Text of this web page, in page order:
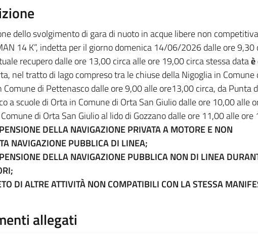
dello svolgimento di gara di nuoto in acque libere non
14 K”, indetta per il giorno domenica 14/06/2026 dalle ore
recupero dalle ore 13,00 circa alle ore 19,00 circa stessa data
nel tratto di lago compreso tra le chiuse della Nigoglia in
Comune di Pettenasco dalle ore 9,00 alle ore13,00 circa, da Punta
a scuole di Orta in Comune di Orta San Giulio dalle ore 10,00 alle
di Orta San Giulio al lido di Gozzano dalle ore 11,00 alle ore
DELLA NAVIGAZIONE PRIVATA A MOTORE E NON
NAVIGAZIONE PUBBLICA DI LINEA;
DELLA NAVIGAZIONE PUBBLICA NON DI LINEA
DI ALTRE ATTIVITÀ NON COMPATIBILI CON LA STESSA
allegati